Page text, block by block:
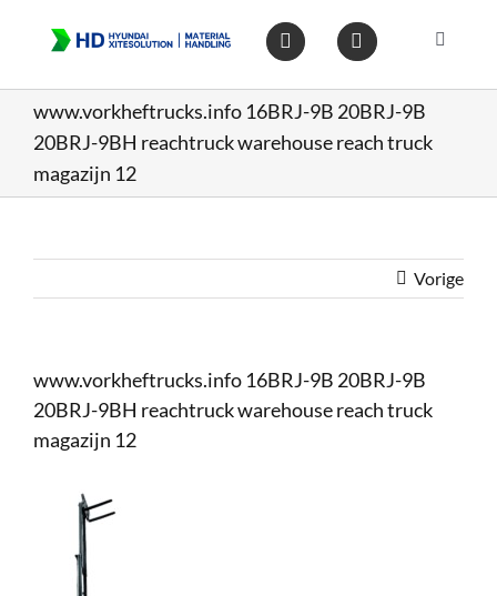
inhoud
Toggle
www.vorkheftrucks.info 16BRJ-9B 20BRJ-9B
20BRJ-9BH reachtruck warehouse reach truck
magazijn 12
Vorige
www.vorkheftrucks.info 16BRJ-9B 20BRJ-9B
20BRJ-9BH reachtruck warehouse reach truck
magazijn 12